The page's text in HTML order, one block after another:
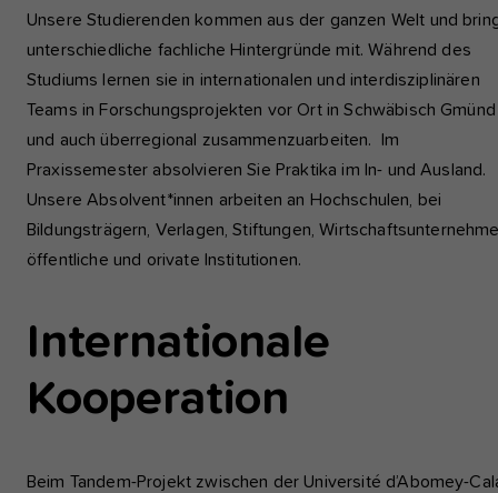
Unsere Studierenden kommen aus der ganzen Welt und
unterschiedliche fachliche Hintergründe mit. Während des
Studiums lernen sie in internationalen und interdisziplinären
Teams in Forschungsprojekten vor Ort in Schwäbisch Gmünd
und auch überregional zusammenzuarbeiten. Im
Praxissemester absolvieren Sie Praktika im In- und Ausland.
Unsere Absolvent*innen arbeiten an Hochschulen, bei
Bildungsträgern, Verlagen, Stiftungen,
öffentliche und orivate Institutionen.
Internationale
Kooperation
Beim Tandem-Projekt zwischen der Université d’Abomey-
Analyse und Performance
Diese Gruppe beinhaltet alle Skripte für analytisches Tracking
Name etracker
Anbieter etracker GmbH - 20459 Hamburg
Laufzeit 1 Jahr
Zweck
Es hilft uns die Nutzererfahrung der Website zu
Cookie-Informationen anzeigen
Externe Inhalte
Wir verwenden auf unserer Website externe Inhalte, um Ihnen
zusätzliche Informationen anzubieten, wie Google Maps oder